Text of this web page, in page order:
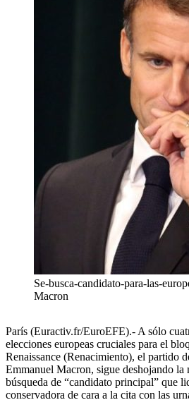
Se-busca-candidato-para-las-
Macron
París (Euractiv.fr/EuroEFE).- A sólo
elecciones europeas cruciales para el
Renaissance (Renacimiento), el partido
Emmanuel Macron, sigue deshojando la
búsqueda de “candidato principal” que
conservadora de cara a la cita con las